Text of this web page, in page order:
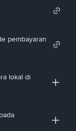
pembayaran
lokal di